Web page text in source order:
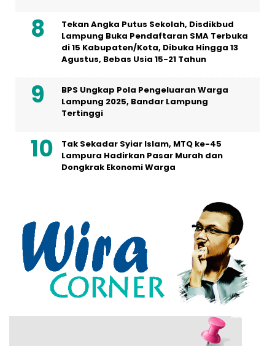
Tekan Angka Putus Sekolah, Disdikbud
Lampung Buka Pendaftaran SMA Terbuka
di 15 Kabupaten/Kota, Dibuka Hingga 13
Agustus, Bebas Usia 15-21 Tahun
BPS Ungkap Pola Pengeluaran Warga
Lampung 2025, Bandar Lampung
Tertinggi
Tak Sekadar Syiar Islam, MTQ ke-45
Lampura Hadirkan Pasar Murah dan
Dongkrak Ekonomi Warga